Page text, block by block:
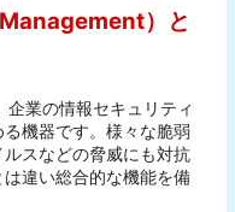
）
と
業の情報セキュリティ
機器です。様々な脆弱
スなどの脅威にも対抗
違い総合的な機能を備